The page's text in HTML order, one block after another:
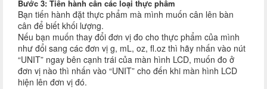
Bước 3: Tiến hành cân các loại thực phẩm
Bạn tiến hành đặt thực phẩm mà mình muốn cân lên bàn
cân để biết khối lượng.
Nếu bạn muốn thay đổi đơn vị đo cho thực phẩm của mình
như đổi sang các đơn vị g, mL, oz, fl.oz thì hãy nhấn vào nút
“UNIT” ngay bên cạnh trái của màn hình LCD, muốn đo ở
đơn vị nào thì nhấn vào “UNIT” cho đến khi màn hình LCD
hiện lên đơn vị đó.